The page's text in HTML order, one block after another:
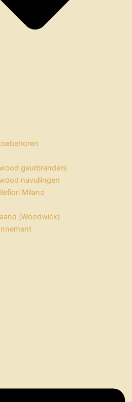
geurbranders
navullingen
Milano
(Woodwick)